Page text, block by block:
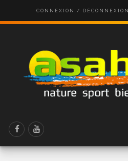
CONNEXION / DÉCONNEXION